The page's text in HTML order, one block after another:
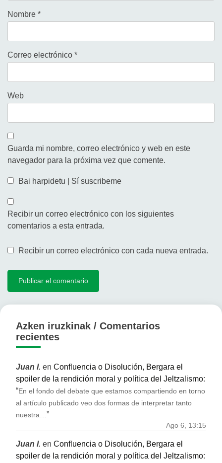
Nombre *
Correo electrónico *
Web
Guarda mi nombre, correo electrónico y web en este
navegador para la próxima vez que comente.
Bai harpidetu | Sí suscribeme
Recibir un correo electrónico con los siguientes
comentarios a esta entrada.
Recibir un correo electrónico con cada nueva entrada.
Azken iruzkinak / Comentarios
recientes
Juan I. en Confluencia o Disolución, Bergara el
spoiler de la rendición moral y política del Jeltzalismo:
“En el fondo del debate que estamos compartiendo en torno
al artículo publicado veo dos formas de interpretar tanto
nuestra…”
Ago 6, 13:15
Juan I. en Confluencia o Disolución, Bergara el
spoiler de la rendición moral y política del Jeltzalismo: